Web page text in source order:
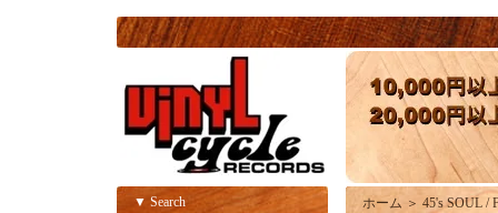
▼ Search ホーム ＞ 45's SOUL /